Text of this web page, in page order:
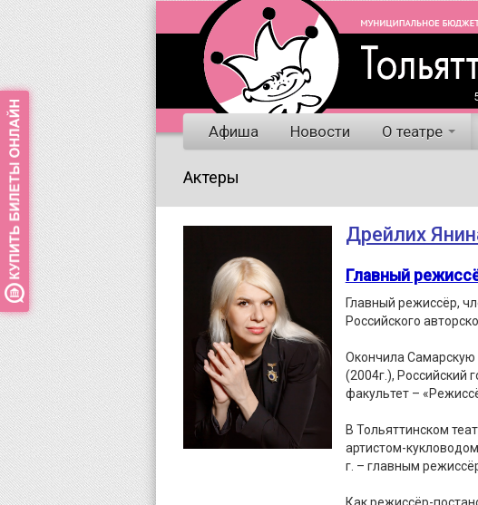
Афиша Новости О театре
Актеры
Дрейлих
Главный
Главный режиссёр,
Российского
Окончила Самарскую
(2004г.), Российский
факультет –
В Тольяттинском
артистом-
г. – главным